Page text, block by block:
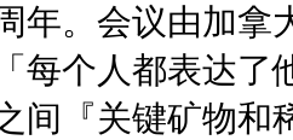
年。会议由加拿
每个人都表达了
间『关键矿物和